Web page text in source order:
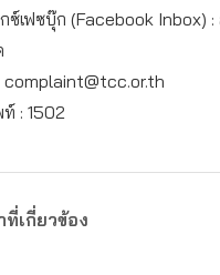
ซ์เฟซบุ๊ก (Facebook Inbox)
complaint@tcc.or.th
: 1502
เกี่ยวข้อง